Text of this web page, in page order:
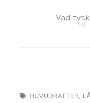
Vad
HUVUDRÄTTER